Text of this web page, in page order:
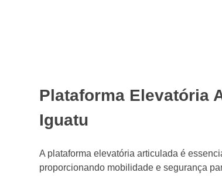
Plataforma Elevatória
Iguatu
A plataforma elevatória articulada é
proporcionando mobilidade e segurança